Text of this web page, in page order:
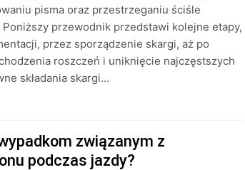
pisma oraz przestrzeganiu ściśle
przewodnik przedstawi kolejne etapy,
przez sporządzenie skargi, aż po
roszczeń i uniknięcie najczęstszych
składania skargi…
związanym z
podczas jazdy?